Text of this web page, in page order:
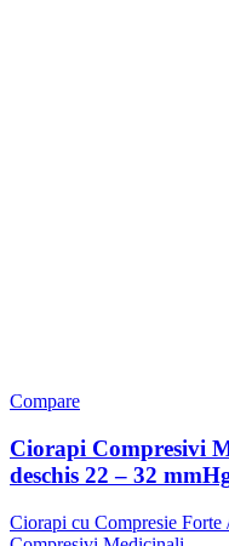
Compare
Ciorapi Compresivi
deschis 22 – 32
Ciorapi cu Compresie